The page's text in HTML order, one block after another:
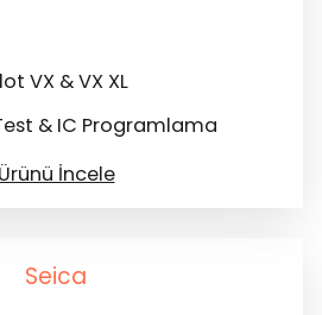
VX & VX XL
& IC Programlama
Ürünü İncele
Seica